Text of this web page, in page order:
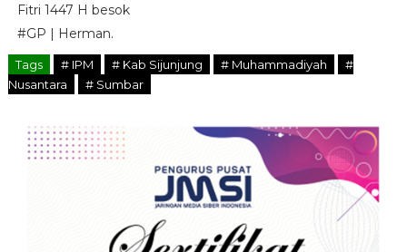
Fitri 1447 H besok
#GP | Herman.
Tags # IPM # Kab Sijunjung # Muhammadiyah
#
Nusantara
# Sumbar